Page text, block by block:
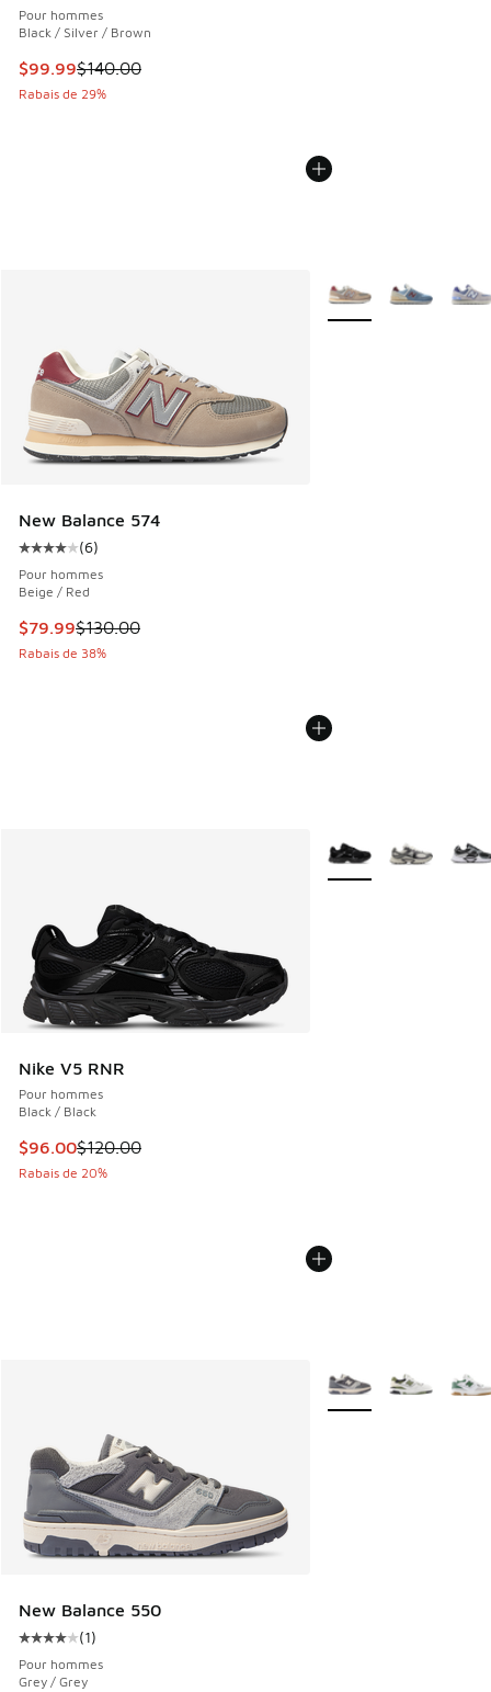
Pour hommes
Black / Silver / Brown
Cet article est en solde. Le prix est passé de $140.00 à
$99.99$140.00
Rabais de 29%
New Balance 574
Cote moyenne du client - [4 sur 5 étoiles], 6 commentaires
(6)
Pour hommes
Beige / Red
Cet article est en solde. Le prix est passé de $130.00 à
$79.99$130.00
Rabais de 38%
Plus de couleurs
Nike V5 RNR
Pour hommes
Black / Black
Cet article est en solde. Le prix est passé de $120.00 à
$96.00$120.00
Rabais de 20%
Plus de couleurs
New Balance 550
Cote moyenne du client - [4 sur 5 étoiles], 1 commentaires
(1)
Pour hommes
Grey / Grey
Plus de couleurs